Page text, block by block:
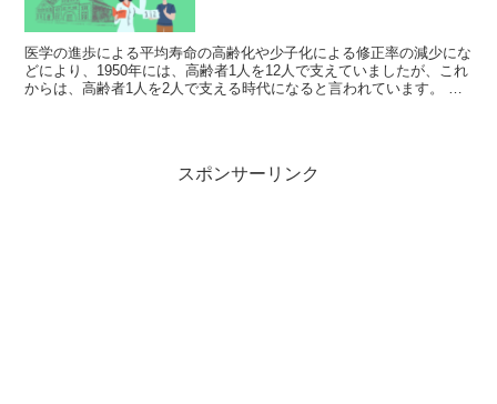
医学の進歩による平均寿命の高齢化や少子化による修正率の減少にな
どにより、1950年には、高齢者1人を12人で支えていましたが、これ
からは、高齢者1人を2人で支える時代になると言われています。 老
スポンサーリンク